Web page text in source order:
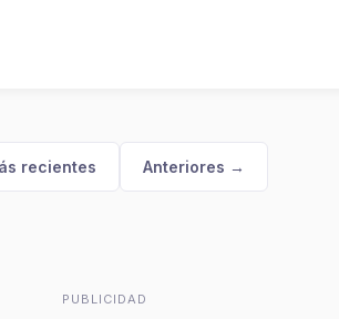
recientes Anteriores →
PUBLICIDAD